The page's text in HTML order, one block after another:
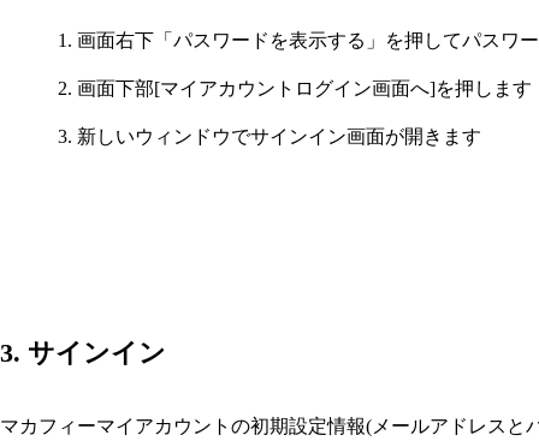
画面右下「パスワードを表示する」を押してパスワ
画面下部[マイアカウントログイン画面へ]を押します
新しいウィンドウでサインイン画面が開きます
3. サインイン
マカフィーマイアカウントの初期設定情報(メールアドレスと